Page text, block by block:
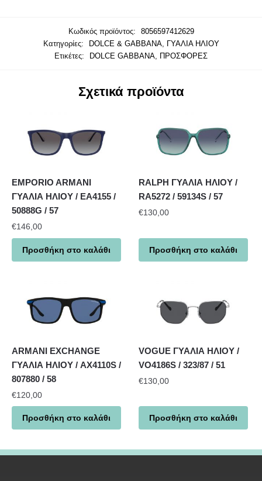
Κωδικός προϊόντος:
8056597412629
Κατηγορίες:
DOLCE & GABBANA, ΓΥΑΛΙΑ ΗΛΙΟΥ
Ετικέτες:
DOLCE GABBANA, ΠΡΟΣΦΟΡΕΣ
Σχετικά προϊόντα
EMPORIO ARMANI
ΓΥΑΛΙΑ ΗΛΙΟΥ / EA4155 /
50888G / 57
€146,00
Προσθήκη στο καλάθι
RALPH ΓΥΑΛΙΑ ΗΛΙΟΥ /
RA5272 / 59134S / 57
€130,00
Προσθήκη στο καλάθι
ARMANI EXCHANGE
ΓΥΑΛΙΑ ΗΛΙΟΥ / AX4110S /
807880 / 58
€120,00
Προσθήκη στο καλάθι
VOGUE ΓΥΑΛΙΑ ΗΛΙΟΥ /
VO4186S / 323/87 / 51
€130,00
Προσθήκη στο καλάθι